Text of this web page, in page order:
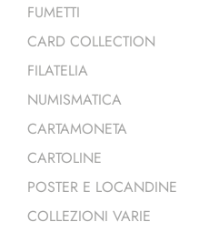
FUMETTI
CARD COLLECTION
FILATELIA
NUMISMATICA
CARTAMONETA
CARTOLINE
POSTER E LOCANDINE
COLLEZIONI VARIE